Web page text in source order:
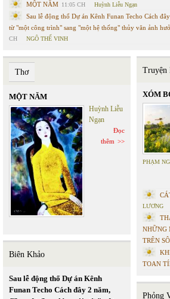
MỘT NĂM 11:05 CH Huỳnh Liễu Ngạn
Sau lễ động thổ Dự án Kênh Funan Techo Cách
từ "một công trình" sang "một hệ thống" thủy văn ảnh
CH
NGÔ THẾ VINH
Thơ
MỘT NĂM
Huỳnh Liễu
Ngạn
Đọc
thêm
Biên Khảo
Sau lễ động thổ Dự án Kênh
Funan Techo Cách đây 2 năm,
Truyện
XÓM
PHẠM
LƯƠNG
NHỮNG
TRÊN
TOAN
Phỏng